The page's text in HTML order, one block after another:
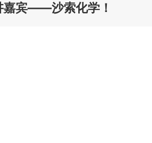
嘉宾——沙索化学！